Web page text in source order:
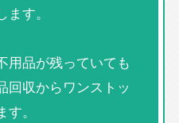
す。
用品が残っていても
回収からワンストッ
。